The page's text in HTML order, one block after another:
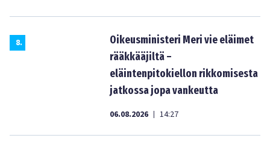
8.
Oikeusministeri Meri vie eläimet
rääkkääjiltä –
eläintenpitokiellon rikkomisesta
jatkossa jopa vankeutta
06.08.2026 | 14:27